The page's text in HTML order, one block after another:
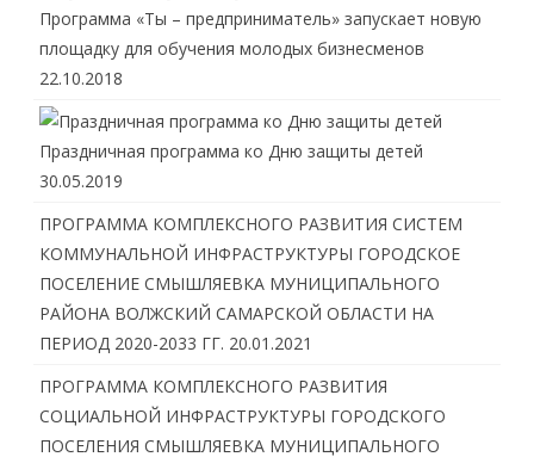
Программа «Ты – предприниматель» запускает новую
площадку для обучения молодых бизнесменов
22.10.2018
Праздничная программа ко Дню защиты детей
30.05.2019
ПРОГРАММА КОМПЛЕКСНОГО РАЗВИТИЯ СИСТЕМ
КОММУНАЛЬНОЙ ИНФРАСТРУКТУРЫ ГОРОДСКОЕ
ПОСЕЛЕНИЕ СМЫШЛЯЕВКА МУНИЦИПАЛЬНОГО
РАЙОНА ВОЛЖСКИЙ САМАРСКОЙ ОБЛАСТИ НА
ПЕРИОД 2020-2033 ГГ. 20.01.2021
ПРОГРАММА КОМПЛЕКСНОГО РАЗВИТИЯ
СОЦИАЛЬНОЙ ИНФРАСТРУКТУРЫ ГОРОДСКОГО
ПОСЕЛЕНИЯ СМЫШЛЯЕВКА МУНИЦИПАЛЬНОГО